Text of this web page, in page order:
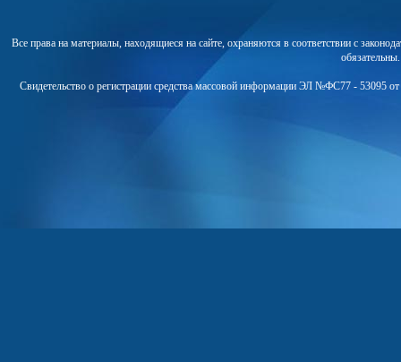
Все права на материалы, находящиеся на сайте, охраняются в соответствии с
Свидетельство о регистрации средства массовой информации ЭЛ №ФС77 - 53095